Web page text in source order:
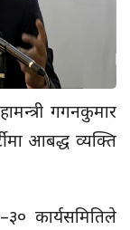
गगनकुमार
आबद्ध व्यक्ति
कार्यसमितिले